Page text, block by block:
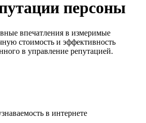
персоны
впечатления в измеримые
стоимость и эффективность
в управление репутацией.
в интернете